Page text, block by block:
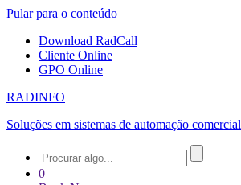
Pular para o conteúdo
Download RadCall
Cliente Online
GPO Online
RADINFO
Soluções em sistemas de automação comercial
0